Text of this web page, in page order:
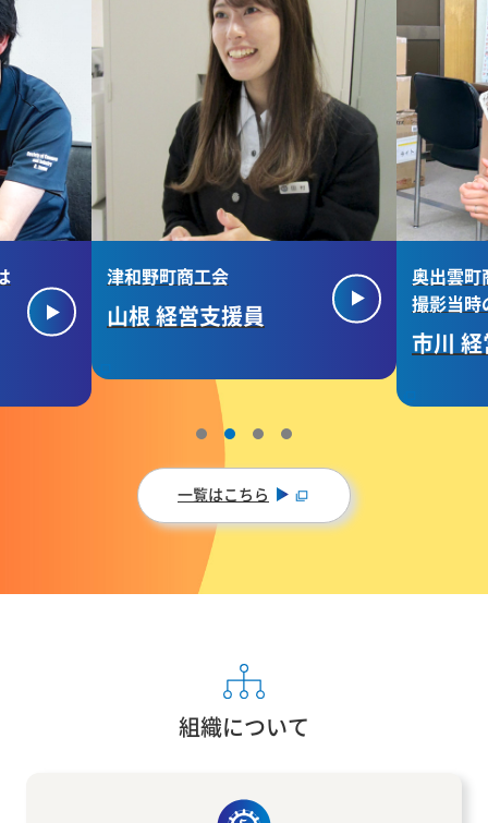
津和野町商工会
山根 経営支援員
奥出雲
撮影当時
市川
一覧はこちら
組織について